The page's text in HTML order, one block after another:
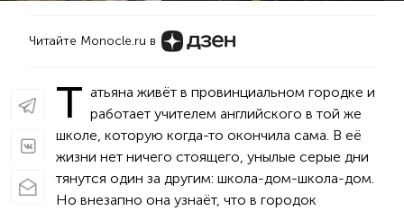
Читайте Monocle.ru в
Т атьяна живёт в провинциальном городке и
работает учителем английского в той же
школе, которую когда-то окончила сама. В её
жизни нет ничего стоящего, унылые серые дни
тянутся один за другим: школа-дом-школа-дом.
Но внезапно она узнаёт, что в городок